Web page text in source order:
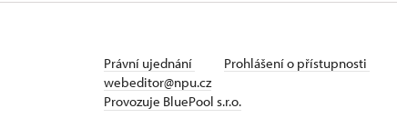
Právní ujednání Prohlášení o přístupnosti
webeditor@npu.cz
Provozuje BluePool s.r.o.